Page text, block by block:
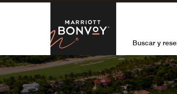
Skip to Content
Marriott
Buscar y